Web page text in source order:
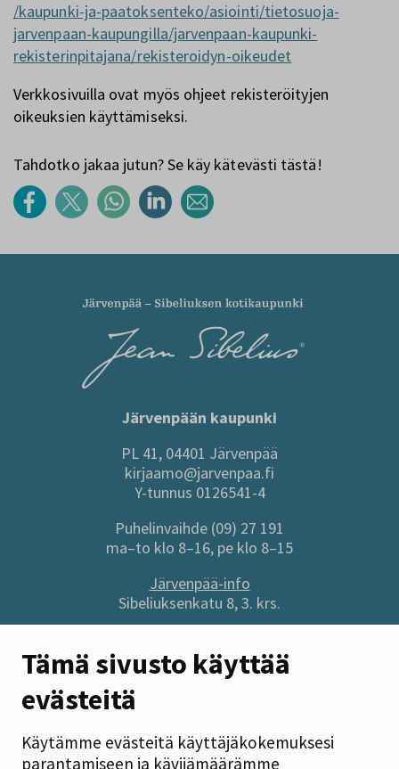
Tämä sivusto käyttää
evästeitä
Käytämme evästeitä käyttäjäkokemuksesi
parantamiseen ja kävijämäärämme
/kaupunki-ja-paatoksenteko/asiointi/tietosuoja-
jarvenpaan-kaupungilla/jarvenpaan-kaupunki-
rekisterinpitajana/rekisteroidyn-oikeudet
Verkkosivuilla ovat myös ohjeet rekisteröityjen
oikeuksien käyttämiseksi.
Tahdotko jakaa jutun? Se käy kätevästi tästä!
Järvenpään kaupunki
PL 41, 04401 Järvenpää
kirjaamo@jarvenpaa.fi
Y-tunnus 0126541-4
Puhelinvaihde (09) 27 191
ma–to klo 8–16, pe klo 8–15
Järvenpää-info
Sibeliuksenkatu 8, 3. krs.
Sivuston pikalinkit
Anna palautetta
Tilaa uutiskirje